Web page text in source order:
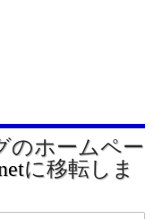
のホームペー
に移転しま